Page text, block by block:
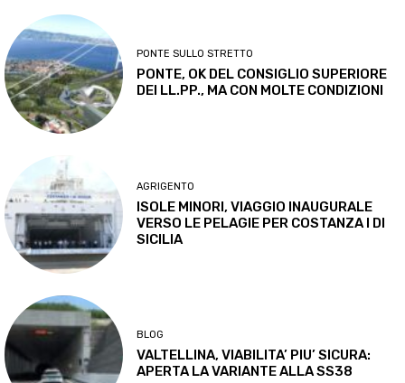
PONTE SULLO STRETTO
PONTE, OK DEL CONSIGLIO SUPERIORE
DEI LL.PP., MA CON MOLTE CONDIZIONI
AGRIGENTO
ISOLE MINORI, VIAGGIO INAUGURALE
VERSO LE PELAGIE PER COSTANZA I DI
SICILIA
BLOG
VALTELLINA, VIABILITA’ PIU’ SICURA:
APERTA LA VARIANTE ALLA SS38